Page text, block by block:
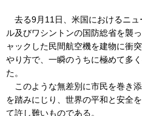
去る9月11日、米国におけるニ
ル及びワシントンの国防総省を襲
ャックした民間航空機を建物に衝
やり方で、一瞬のうちに極めて多
た。
このような無差別に市民を巻き
を踏みにじり、世界の平和と安全
て許し難いものである。